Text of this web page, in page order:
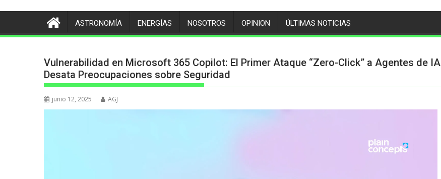
ASTRONOMÍA ENERGÍAS NOSOTROS OPINION ÚLTIMAS NOTICIAS
Vulnerabilidad en Microsoft 365 Copilot: El Primer Ataque “Zero-Click” a Agentes de IA
Desata Preocupaciones sobre Seguridad
junio 12, 2025 AGJ